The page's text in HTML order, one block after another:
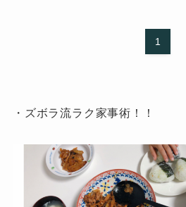
1
・ズボラ流ラク家事術！！